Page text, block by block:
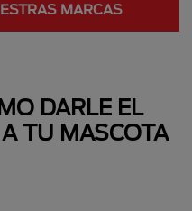
MARCAS
DARLE EL
TU MASCOTA